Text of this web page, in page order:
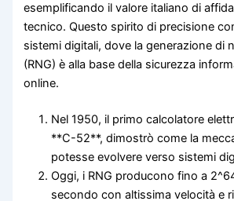
esemplificando il valore italiano di
tecnico. Questo spirito di precisione
sistemi digitali, dove la generazione di
(RNG) è alla base della sicurezza
online.
Nel 1950, il primo calcolatore
**C-52**, dimostrò come la
potesse evolvere verso sistemi
Oggi, i RNG producono fino a
secondo con altissima velocità e